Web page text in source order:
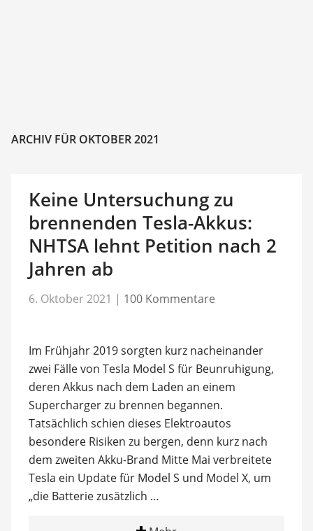
ARCHIV FÜR OKTOBER 2021
Keine Untersuchung zu
brennenden Tesla-Akkus:
NHTSA lehnt Petition nach 2
Jahren ab
6. Oktober 2021 | 100 Kommentare
Im Frühjahr 2019 sorgten kurz nacheinander
zwei Fälle von Tesla Model S für Beunruhigung,
deren Akkus nach dem Laden an einem
Supercharger zu brennen begannen.
Tatsächlich schien dieses Elektroautos
besondere Risiken zu bergen, denn kurz nach
dem zweiten Akku-Brand Mitte Mai verbreitete
Tesla ein Update für Model S und Model X, um
„die Batterie zusätzlich …